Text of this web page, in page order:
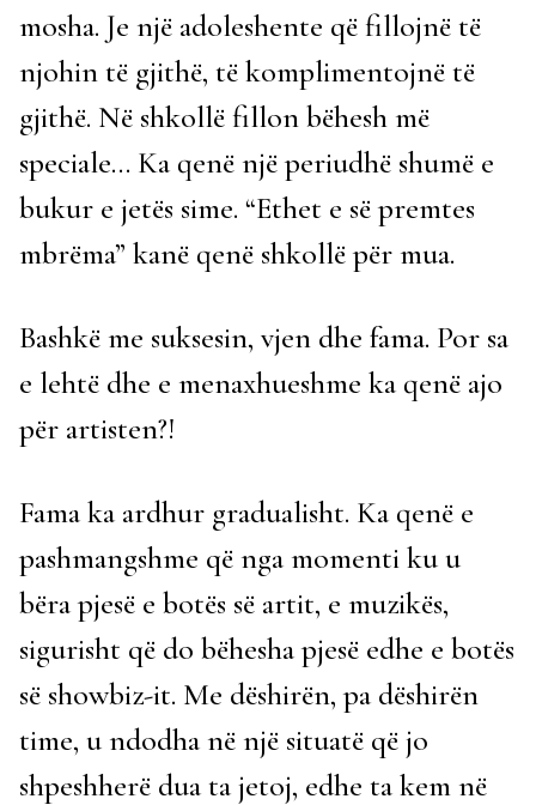
mosha. Je një adoleshente që fillojnë të
njohin të gjithë, të komplimentojnë të
gjithë. Në shkollë fillon bëhesh më
speciale… Ka qenë një periudhë shumë e
bukur e jetës sime. “Ethet e së premtes
mbrëma” kanë qenë shkollë për mua.
Bashkë me suksesin, vjen dhe fama. Por sa
e lehtë dhe e menaxhueshme ka qenë ajo
për artisten?!
Fama ka ardhur gradualisht. Ka qenë e
pashmangshme që nga momenti ku u
bëra pjesë e botës së artit, e muzikës,
sigurisht që do bëhesha pjesë edhe e botës
së showbiz-it. Me dëshirën, pa dëshirën
time, u ndodha në një situatë që jo
shpeshherë dua ta jetoj, edhe ta kem në